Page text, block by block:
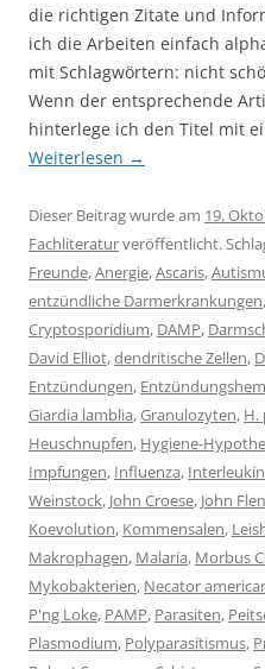
die richtigen Zitate und
ich die Arbeiten einfach
mit Schlagwörtern: nicht
Wenn der entsprechende
hinterlege ich den Titel mit
Weiterlesen →
Dieser Beitrag wurde am 19.
Fachliteraturveröffentlicht.
Freunde,Anergie,Ascaris,
entzündliche Darmerkrankungen,
Cryptosporidium, DAMP,
David Elliot,dendritische Zellen,
Entzündungen,
Giardia lamblia,Granulozyten, H.
Heuschnupfen, Hygiene-
Impfungen, Influenza,
Weinstock, John Croese, John
Koevolution, Kommensalen,
Makrophagen, Malaria, Morbus
Mykobakterien, Necator
P'ng Loke, PAMP, Parasiten,
Plasmodium, Polyparasitismus,